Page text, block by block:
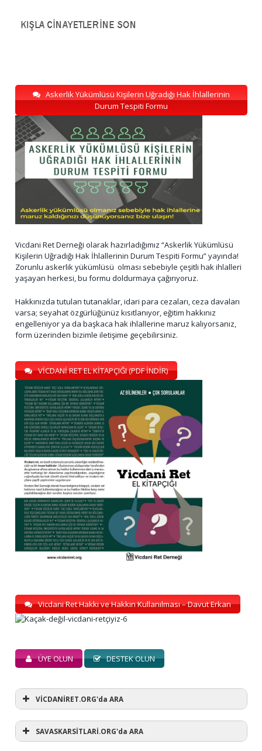
Askerlik Yükümlüsü Kişilerin Uğradığı Hak İhlallerinin
Durum Tespiti Formu
Vicdani Ret Derneği olarak hazırladığımız “Askerlik Yükümlüsü
Kişilerin Uğradığı Hak İhlallerinin Durum Tespiti Formu” yayında!
Zorunlu askerlik yükümlüsü olması sebebiyle çeşitli hak ihlalleri
yaşayan herkesi, bu formu doldurmaya çağırıyoruz.
Hakkınızda tutulan tutanaklar, idari para cezaları, ceza davaları
varsa; seyahat özgürlüğünüz kısıtlanıyor, eğitim hakkınız
engelleniyor ya da başkaca hak ihlallerine maruz kalıyorsanız,
form üzerinden bizimle iletişime geçebilirsiniz.
VİCDANİ RET EL KİTAPÇIĞI (PDF İNDİR)
Vicdani Ret Hakkı ve Hakkın Kullanılması – Davut Erkan
ÜYE OLUN DESTEK OLUN
VİCDANİRET.ORG'da ARA
SAVASKARSİTLARİ.ORG'da ARA